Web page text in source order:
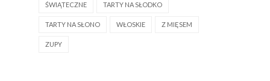
ŚWIĄTECZNE TARTY NA SŁODKO
TARTY NA SŁONO WŁOSKIE Z MIĘSEM
ZUPY